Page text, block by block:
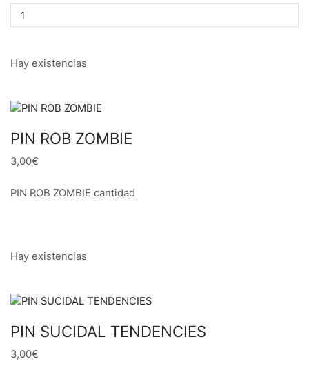
Hay existencias
PIN ROB ZOMBIE
3,00€
PIN ROB ZOMBIE cantidad
Hay existencias
PIN SUCIDAL TENDENCIES
3,00€